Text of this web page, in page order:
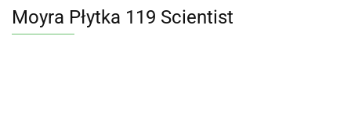
Moyra Płytka 119 Scientist